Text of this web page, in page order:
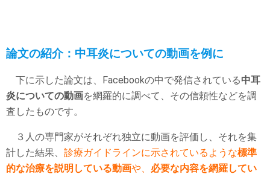
論文の紹介：中耳炎についての動画を例に
下に示した論文は、Facebookの中で発信されている中耳
炎についての動画を網羅的に調べて、その信頼性などを調
査したものです。
３人の専門家がそれぞれ独立に動画を評価し、それを集
計した結果、 診療ガイドラインに示されているような標準
的な治療を説明している動画や、 必要な内容を網羅してい